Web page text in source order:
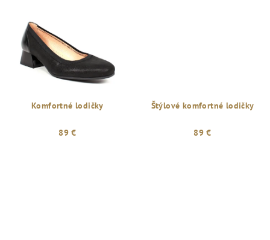
Komfortné lodičky
89 €
Štýlové komfortné lodičky
89 €